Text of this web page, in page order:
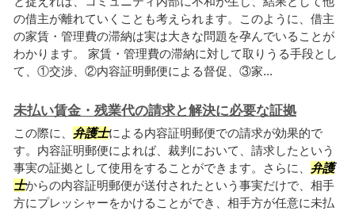
の借主が離れていくことも考えられます。このように、借主
の家賃・管理費の滞納は実は大きな問題を孕んでいることが
わかります。 家賃・管理費の滞納に対して取りうる手段とし
て、①交渉、②内容証明郵便による督促、③家...
未払い賃金・残業代の請求と解決に必要な証拠
この際に、 弁護士による内容証明郵便での請求が効果的で
す。内容証明郵便によれば、裁判において、請求したという
事実の証拠として使用をすることができます。さらに、 弁護
士からの内容証明郵便が送付されたという事実だけで、相手
方にプレッシャーをかけることができ、相手方が任意に未払